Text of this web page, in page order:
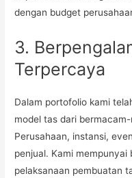
dengan budget
3.
Terpercaya
Dalam portofolio kami
model tas dari
Perusahaan, instansi,
penjual. Kami mempunyai
pelaksanaan pembuatan